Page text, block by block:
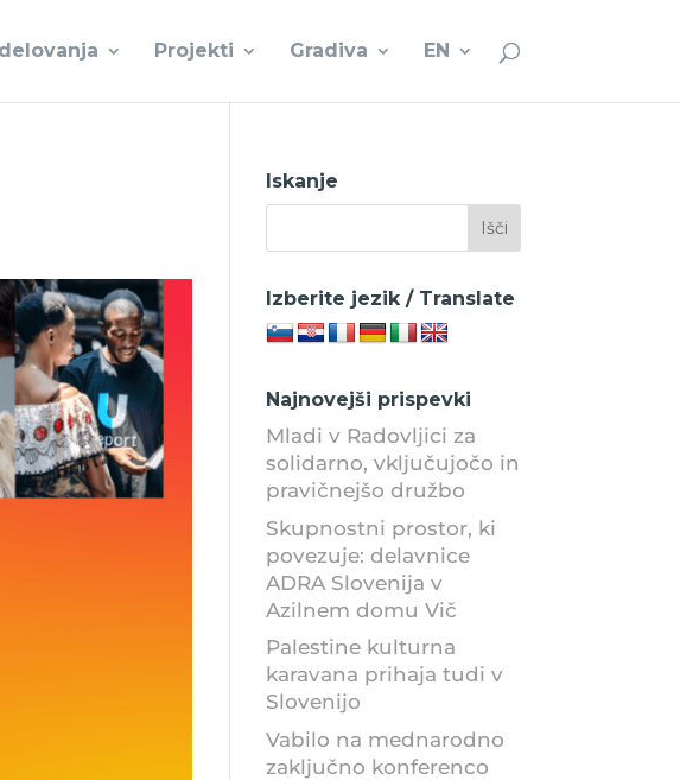
Projekti Gradiva EN
Iskanje
Izberite jezik / Translate
Najnovejši prispevki
Mladi v Radovljici za
solidarno, vključujočo in
pravičnejšo družbo
Skupnostni prostor, ki
povezuje: delavnice
ADRA Slovenija v
Azilnem domu Vič
Palestine kulturna
karavana prihaja tudi v
Slovenijo
Vabilo na mednarodno
zaključno konferenco